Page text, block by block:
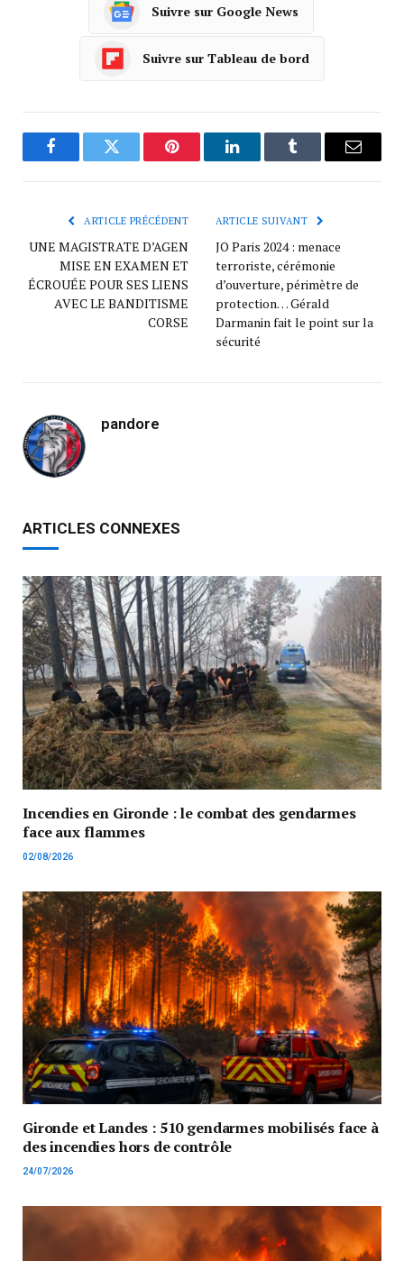
Suivre sur Google News
Suivre sur Tableau de bord
FacebookTwitter Pinterest LinkedInTumblr
ARTICLE PRÉCÉDENT
UNE MAGISTRATE D’AGEN
MISE EN EXAMEN ET
ÉCROUÉE POUR SES LIENS
AVEC LE BANDITISME
CORSE
ARTICLE SUIVANT
JO Paris 2024 : menace
terroriste, cérémonie
d’ouverture, périmètre de
protection… Gérald
Darmanin fait le point sur la
sécurité
pandore
ARTICLES CONNEXES
Incendies en Gironde : le combat des gendarmes
face aux flammes
02/08/2026
Gironde et Landes : 510 gendarmes mobilisés face à
des incendies hors de contrôle
24/07/2026